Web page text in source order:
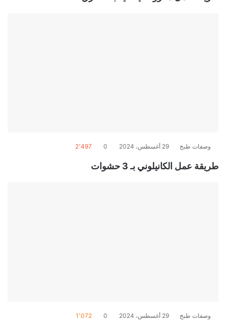
وصفات طبخ 29 أغسطس، 2024 0 2٬497
طريقة عمل الكانيلوني بـ 3 حشوات
وصفات طبخ 29 أغسطس، 2024 0 1٬072